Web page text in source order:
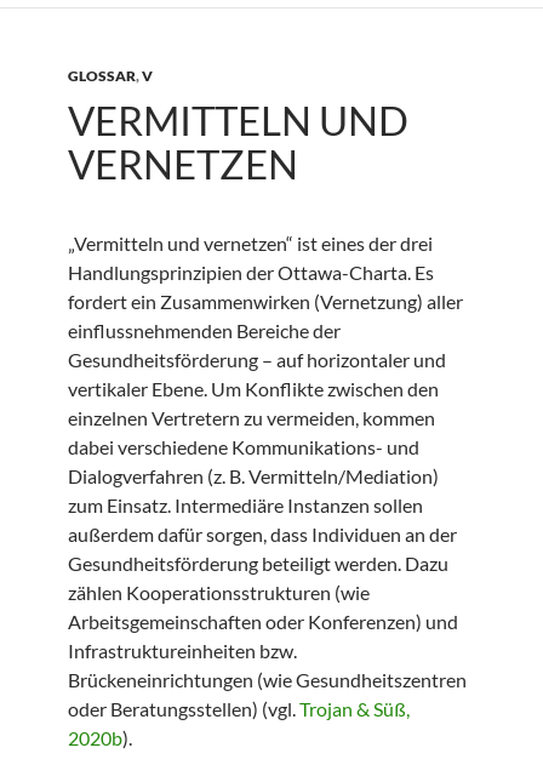
GLOSSAR,V
VERMITTELN UND
VERNETZEN
„Vermitteln und vernetzen“ ist eines der drei
Handlungsprinzipien der Ottawa-Charta. Es
fordert ein Zusammenwirken (Vernetzung) aller
einflussnehmenden Bereiche der
Gesundheitsförderung – auf horizontaler und
vertikaler Ebene. Um Konflikte zwischen den
einzelnen Vertretern zu vermeiden, kommen
dabei verschiedene Kommunikations- und
Dialogverfahren (z. B. Vermitteln/Mediation)
zum Einsatz. Intermediäre Instanzen sollen
außerdem dafür sorgen, dass Individuen an der
Gesundheitsförderung beteiligt werden. Dazu
zählen Kooperationsstrukturen (wie
Arbeitsgemeinschaften oder Konferenzen) und
Infrastruktureinheiten bzw.
Brückeneinrichtungen (wie Gesundheitszentren
oder Beratungsstellen) (vgl. Trojan & Süß,
2020b).